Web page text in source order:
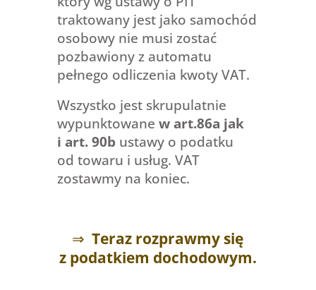
traktowany jest jako samochód
osobowy nie musi zostać
pozbawiony z automatu
pełnego odliczenia kwoty VAT.
Wszystko jest skrupulatnie
wypunktowane w art.86a jak
i art. 90b ustawy o podatku
od towaru i usług. VAT
zostawmy na koniec.
⇒Teraz rozprawmy się
z podatkiem dochodowym.